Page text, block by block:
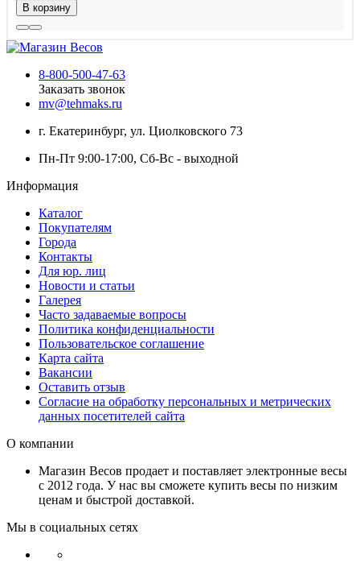
В корзину
8-800-500-47-63
Заказать звонок
mv@tehmaks.ru
г. Екатеринбург, ул. Циолковского 73
Пн-Пт 9:00-17:00, Сб-Вс - выходной
Информация
Каталог
Покупателям
Города
Контакты
Для юр. лиц
Новости и статьи
Галерея
Часто задаваемые вопросы
Политика конфиденциальности
Пользовательское соглашение
Карта сайта
Вакансии
Оставить отзыв
Согласие на обработку персональных и метрических
данных посетителей сайта
О компании
Магазин Весов продает и поставляет электронные весы
с 2012 года. У нас вы сможете купить весы по низким
ценам и быстрой доставкой.
Мы в социальных сетях